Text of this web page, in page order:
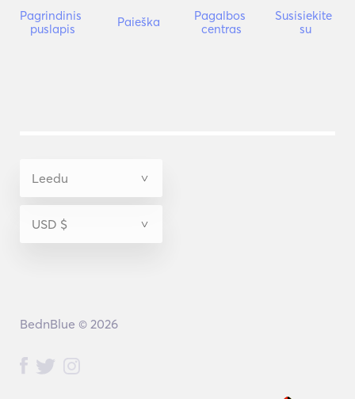
Pagrindinis
puslapis
Paieška
Pagalbos
centras
Susisiekite
su
BednBlue © 2026